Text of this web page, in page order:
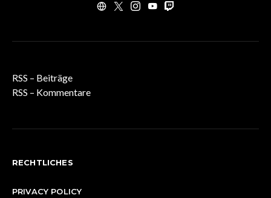
RSS – Beiträge
RSS – Kommentare
RECHTLICHES
PRIVACY POLICY